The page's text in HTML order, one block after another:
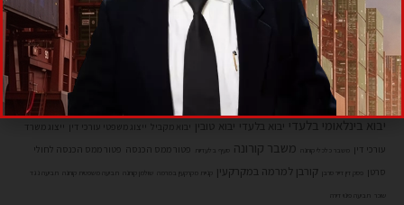
איך למנוע גניבת מקרקעין אסטרטגיית יציאה קורונה גביית חוב פסק דין גבית חוב בעל עסק דייר סרבן
דמי ניהול חברת ניהול הוצאה לפועל הסכם יבוא זיוף ומרמה מקרקעין חשד זיוף מרמה מקרקעין יבוא בינלאומי
יבוא בינלאומי בלעדי יבוא בלעדי יבוא טובין יבוא מקביל ייצוג משפטי עורכי דין
ייצוג משרד
עורכי דין
משבר כלכלי קורונה משבר קורונה סעיף בלעדיות פטור ממס הכנסה
פטור ממס הכנסה לחולי
סרטן פסק דין דייר סרבן קורבן למרמה במקרקעין קניית מקרקעין במרמה שולמן קורונה תביעה משפטית קורונה תביעה נגד